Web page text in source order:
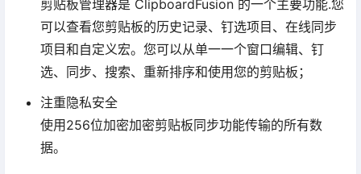
剪贴板管理器是 ClipboardFusion 的一个主要功能.您
可以查看您剪贴板的历史记录、钉选项目、在线同步
项目和自定义宏。您可以从单一一个窗口编辑、钉
选、同步、搜索、重新排序和使用您的剪贴板；
注重隐私安全
使用256位加密加密剪贴板同步功能传输的所有数
据。